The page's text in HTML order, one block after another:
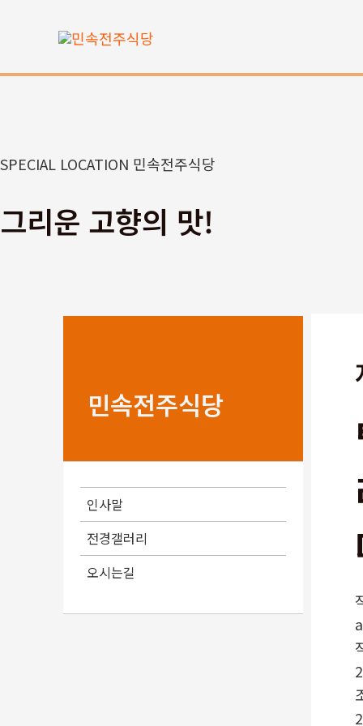
로
기
SPECIAL LOCATION 민속전주식당
그리운 고향의 맛!
민속전주식당
인사말
전경갤러리
오시는길